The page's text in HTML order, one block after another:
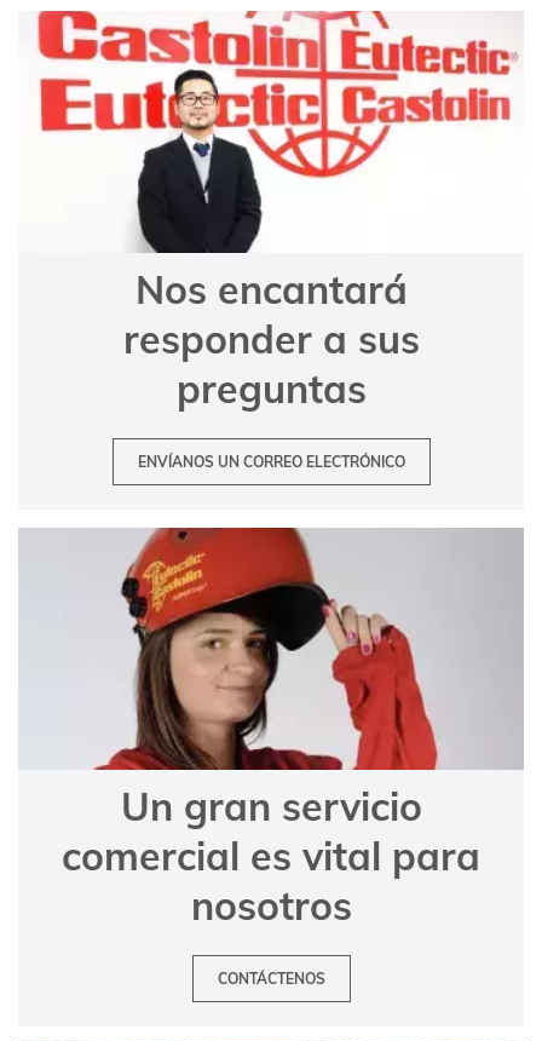
Nos encantará
responder a sus
preguntas
ENVÍANOS UN CORREO ELECTRÓNICO
Un gran servicio
comercial es vital para
nosotros
CONTÁCTENOS